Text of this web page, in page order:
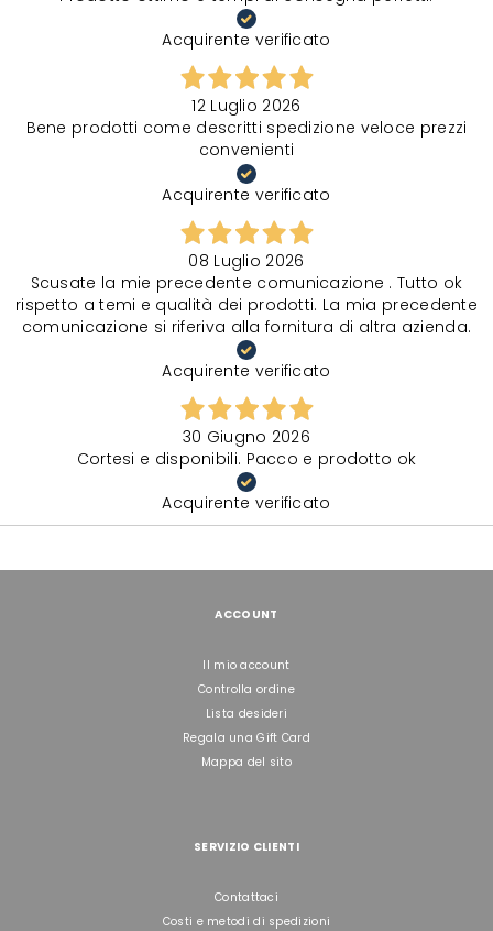
Acquirente verificato
12 Luglio 2026
Bene prodotti come descritti spedizione veloce prezzi
convenienti
Acquirente verificato
08 Luglio 2026
Scusate la mie precedente comunicazione . Tutto ok
rispetto a temi e qualità dei prodotti. La mia precedente
comunicazione si riferiva alla fornitura di altra azienda.
Acquirente verificato
30 Giugno 2026
Cortesi e disponibili. Pacco e prodotto ok
Acquirente verificato
ACCOUNT
Il mio account
Controlla ordine
Lista desideri
Regala una Gift Card
Mappa del sito
SERVIZIO CLIENTI
Contattaci
Costi e metodi di spedizioni